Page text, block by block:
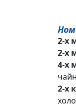
2-х
2-х
4-х
2-х